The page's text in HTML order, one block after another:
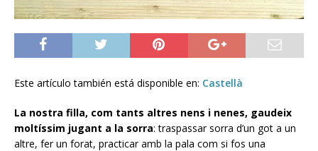
Este artículo también está disponible en: Castellà
La nostra filla, com tants altres nens i nenes, gaudeix
moltíssim jugant a la sorra: traspassar sorra d’un got a un
altre, fer un forat, practicar amb la pala com si fos una